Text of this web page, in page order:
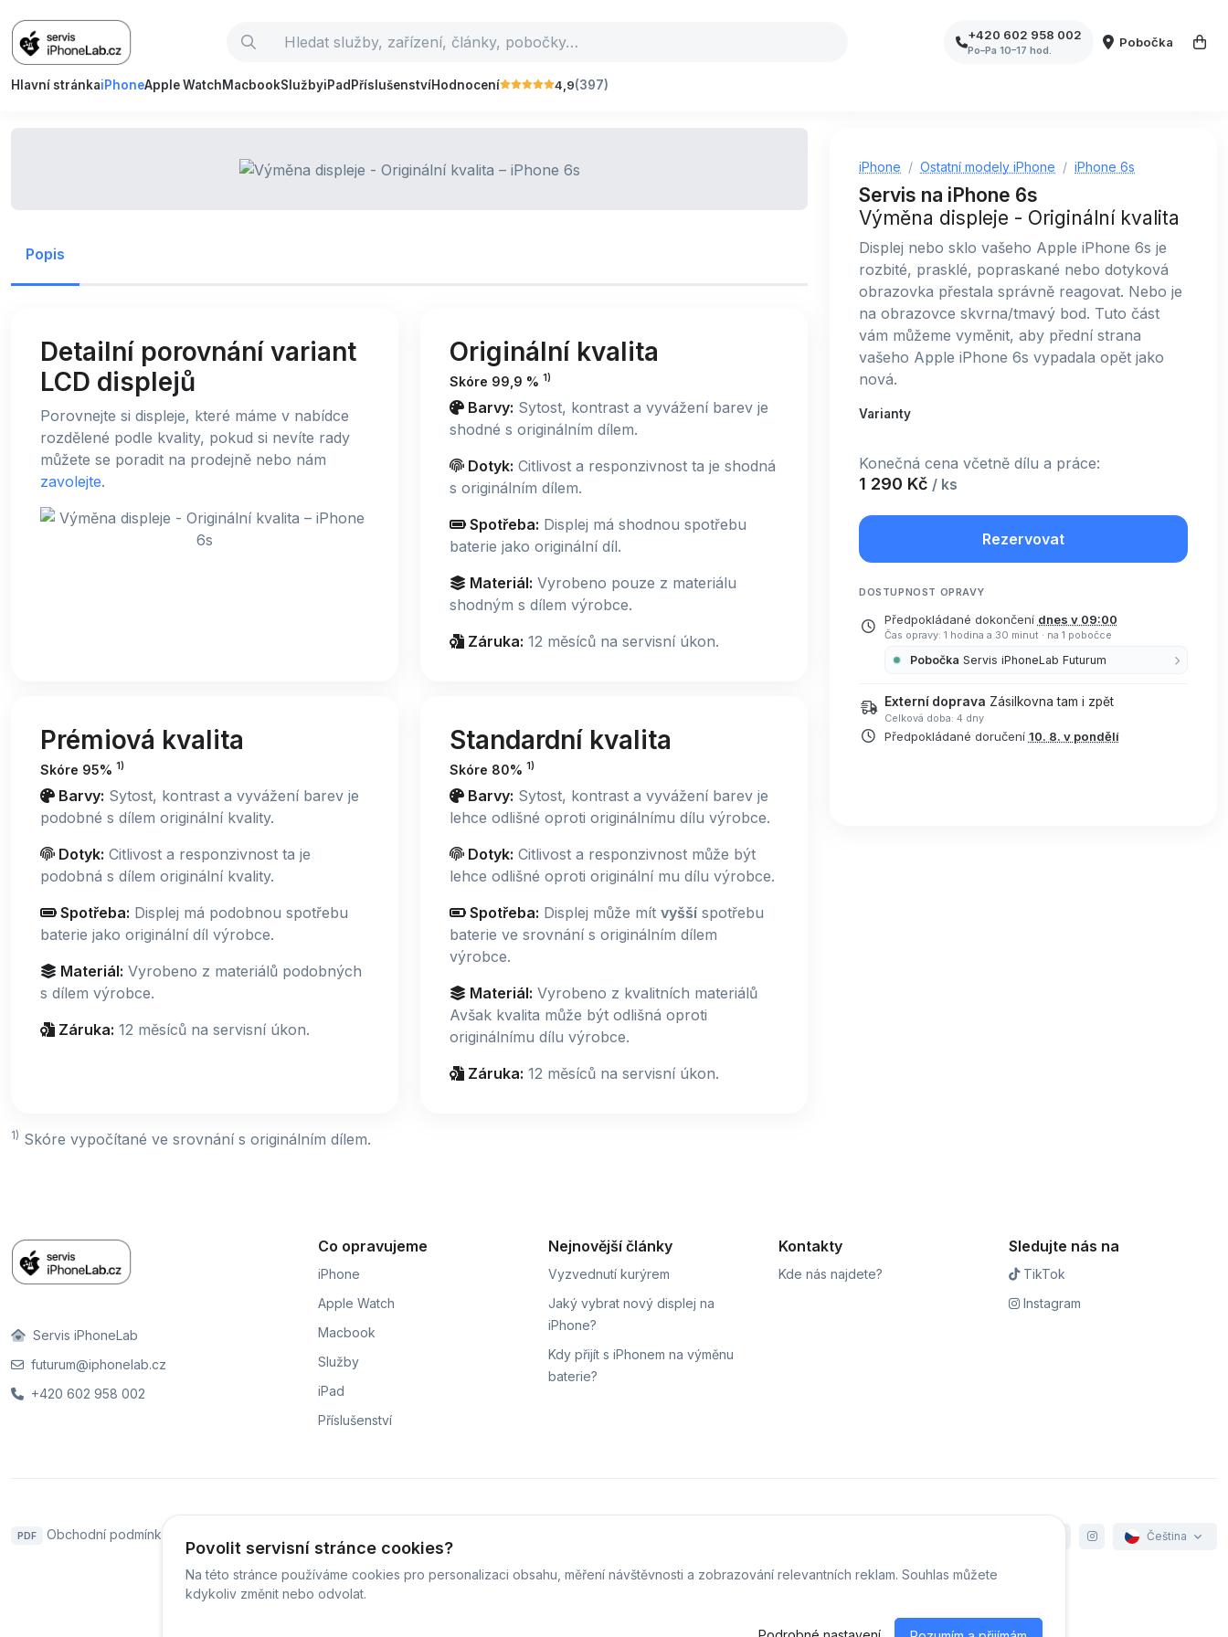
+420 602 958 002
Po–Pa 10–17 hod.
Pobočka
Hlavní stránkaiPhoneApple WatchMacbookSlužbyiPad PříslušenstvíHodnocení 4,9(397)
Popis
Detailní porovnání variant
LCD displejů
Porovnejte si displeje, které máme v nabídce
rozdělené podle kvality, pokud si nevíte rady
můžete se poradit na prodejně nebo nám
zavolejte.
Originální kvalita
Skóre 99,9 % 1)
Barvy: Sytost, kontrast a vyvážení barev je
shodné s originálním dílem.
Dotyk: Citlivost a responzivnost ta je shodná
s originálním dílem.
Spotřeba: Displej má shodnou spotřebu
baterie jako originální díl.
Materiál: Vyrobeno pouze z materiálu
shodným s dílem výrobce.
Záruka: 12 měsíců na servisní úkon.
Prémiová kvalita
Skóre 95% 1)
Barvy: Sytost, kontrast a vyvážení barev je
podobné s dílem originální kvality.
Dotyk: Citlivost a responzivnost ta je
podobná s dílem originální kvality.
Spotřeba: Displej má podobnou spotřebu
baterie jako originální díl výrobce.
Materiál: Vyrobeno z materiálů podobných
s dílem výrobce.
Záruka: 12 měsíců na servisní úkon.
Standardní kvalita
Skóre 80% 1)
Barvy: Sytost, kontrast a vyvážení barev je
lehce odlišné oproti originálnímu dílu výrobce.
Dotyk: Citlivost a responzivnost může být
lehce odlišné oproti originální mu dílu výrobce.
Spotřeba: Displej může mít vyšší spotřebu
baterie ve srovnání s originálním dílem
výrobce.
Materiál: Vyrobeno z kvalitních materiálů
Avšak kvalita může být odlišná oproti
originálnímu dílu výrobce.
Záruka: 12 měsíců na servisní úkon.
1) Skóre vypočítané ve srovnání s originálním dílem.
iPhone Ostatní modely iPhone iPhone 6s
Servis na iPhone 6s
Výměna displeje - Originální kvalita
Displej nebo sklo vašeho Apple iPhone 6s je
rozbité, prasklé, popraskané nebo dotyková
obrazovka přestala správně reagovat. Nebo je
na obrazovce skvrna/tmavý bod. Tuto část
vám můžeme vyměnit, aby přední strana
vašeho Apple iPhone 6s vypadala opět jako
nová.
Varianty
Konečná cena včetně dílu a práce:
1 290 Kč / ks
Rezervovat
DOSTUPNOST OPRAVY
Předpokládané dokončení dnes v 09:00
Čas opravy: 1 hodina a 30 minut · na 1 pobočce
Pobočka Servis iPhoneLab Futurum
Externí doprava Zásilkovna tam i zpět
Celková doba: 4 dny
Předpokládané doručení 10. 8. v pondělí
Povolit servisní stránce cookies?
Na této stránce používáme cookies pro personalizaci obsahu, měření návštěvnosti a zobrazování relevantních reklam. Souhlas můžete
kdykoliv změnit nebo odvolat.
Servis iPhoneLab
futurum@iphonelab.cz
+420 602 958 002
Co opravujeme
iPhone
Apple Watch
Macbook
Služby
iPad
Příslušenství
Nejnovější články
Vyzvednutí kurýrem
Jaký vybrat nový displej na
iPhone?
Kdy přijít s iPhonem na výměnu
baterie?
Kontakty
Kde nás najdete?
Sledujte nás na
TikTok
Instagram
PDF Obchodní podmínky Čeština
© Servis iPhoneLab - 2026 -